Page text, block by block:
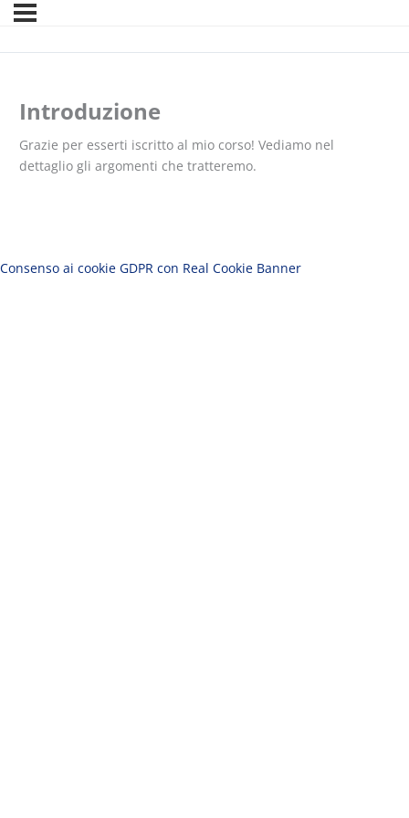
Introduzione
Grazie per esserti iscritto al mio corso! Vediamo nel
dettaglio gli argomenti che tratteremo.
Consenso ai cookie GDPR con Real Cookie Banner